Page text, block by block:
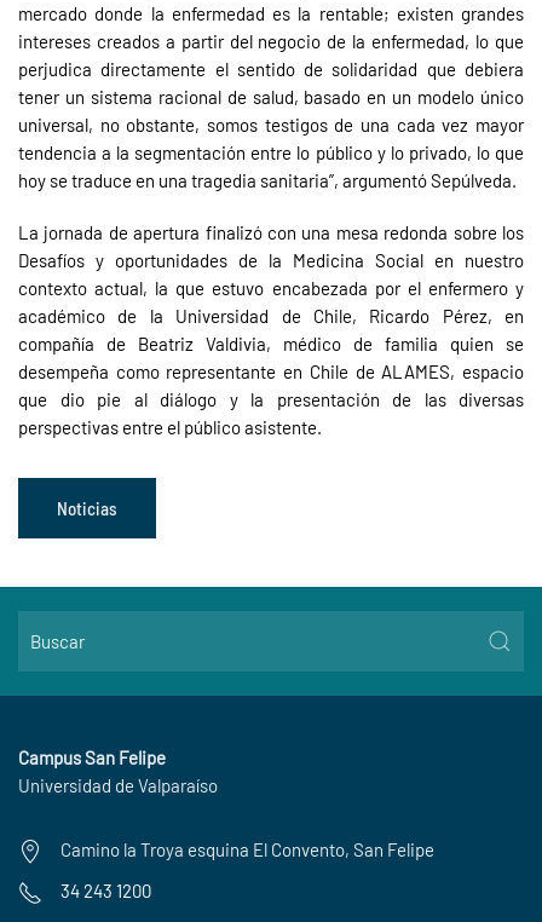
mercado donde la enfermedad es la rentable; existen grandes
intereses creados a partir del negocio de la enfermedad, lo que
perjudica directamente el sentido de solidaridad que debiera
tener un sistema racional de salud, basado en un modelo único
universal, no obstante, somos testigos de una cada vez mayor
tendencia a la segmentación entre lo público y lo privado, lo que
hoy se traduce en una tragedia sanitaria”, argumentó Sepúlveda.
La jornada de apertura finalizó con una mesa redonda sobre los
Desafíos y oportunidades de la Medicina Social en nuestro
contexto actual, la que estuvo encabezada por el enfermero y
académico de la Universidad de Chile, Ricardo Pérez, en
compañía de Beatriz Valdivia, médico de familia quien se
desempeña como representante en Chile de ALAMES, espacio
que dio pie al diálogo y la presentación de las diversas
perspectivas entre el público asistente.
Noticias
Campus San Felipe
Universidad de Valparaíso
Camino la Troya esquina El Convento, San Felipe
34 243 1200